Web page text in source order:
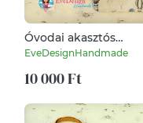
Óvodai akasztós
ruhazsák és tornazsák
EveDesignHandmade
10 000 Ft